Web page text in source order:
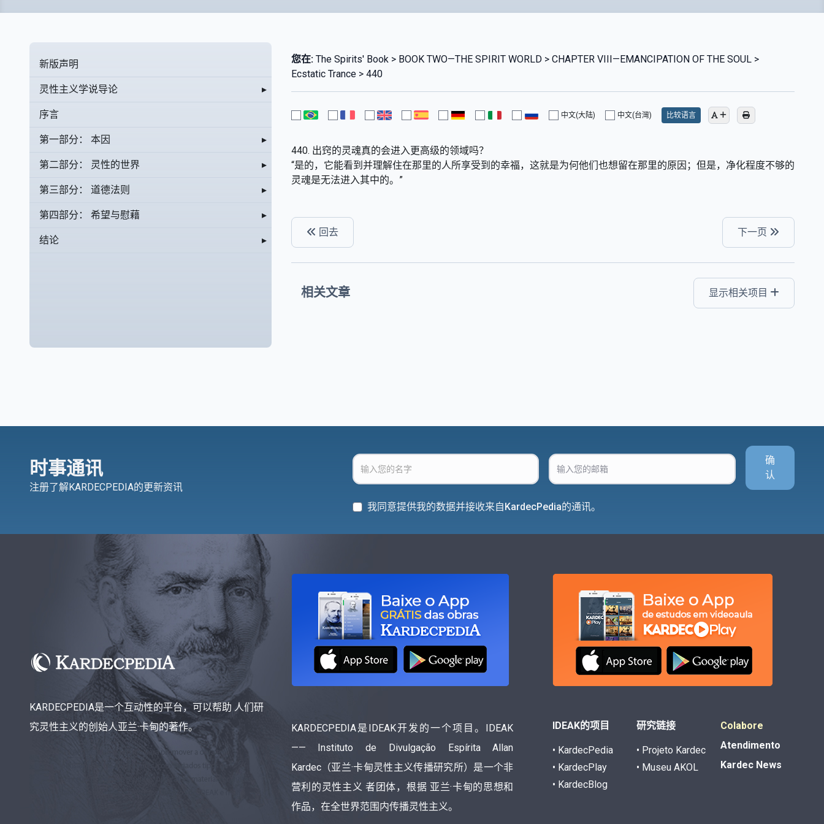
新版声明
灵性主义学说导论 ▸
序言
第一部分： 本因 ▸
第二部分： 灵性的世界 ▸
第三部分： 道德法则 ▸
第四部分： 希望与慰藉 ▸
结论 ▸
您在:The Spirits' Book > BOOK TWO—THE SPIRIT WORLD > CHAPTER VIII—EMANCIPATION OF THE SOUL >
Ecstatic Trance > 440
中文(大陆) 中文(台灣) 比较语言
440. 出窍的灵魂真的会进入更高级的领域吗？
“是的，它能看到并理解住在那里的人所享受到的幸福，这就是为何他们也想留在那里的原因；但是，净化程度不够的
灵魂是无法进入其中的。”
回去 下一页
相关文章 显示相关项目
时事通讯
注册了解KARDECPEDIA的更新资讯
确
认
我同意提供我的数据并接收来自KardecPedia的通讯。
KARDECPEDIA是一个互动性的平台，可以帮助 人们研
究灵性主义的创始人亚兰·卡甸的著作。
KARDECPEDIA是IDEAK开发的一个项目。IDEAK
—— Instituto de Divulgação Espírita Allan
Kardec（亚兰·卡甸灵性主义传播研究所）是一个非
营利的灵性主义 者团体，根据 亚兰·卡甸的思想和
作品，在全世界范围内传播灵性主义。
IDEAK的项目
• KardecPedia
• KardecPlay
• KardecBlog
研究链接
• Projeto Kardec
• Museu AKOL
Colabore
Atendimento
Kardec News